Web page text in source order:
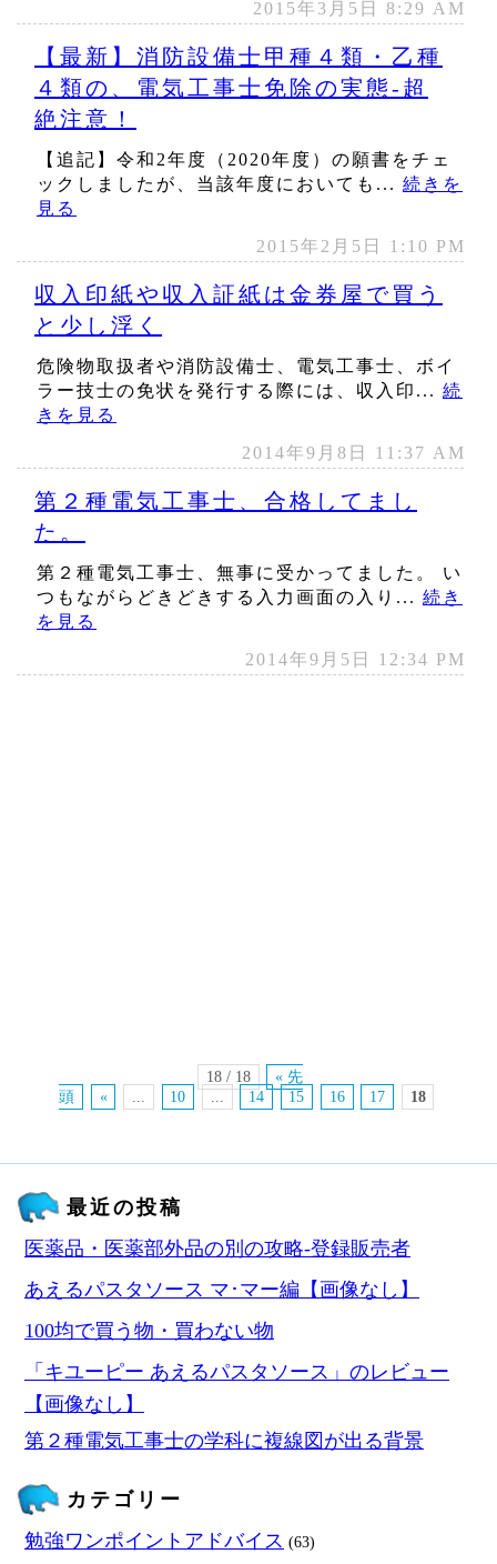
2015年3月5日 8:29 AM
【最新】消防設備士甲種４類・乙種
４類の、電気工事士免除の実態‐超
絶注意！
【追記】令和2年度（2020年度）の願書をチェ
ックしましたが、当該年度においても... 続きを
見る
2015年2月5日 1:10 PM
収入印紙や収入証紙は金券屋で買う
と少し浮く
危険物取扱者や消防設備士、電気工事士、ボイ
ラー技士の免状を発行する際には、収入印... 続
きを見る
2014年9月8日 11:37 AM
第２種電気工事士、合格してまし
た。
第２種電気工事士、無事に受かってました。 い
つもながらどきどきする入力画面の入り... 続き
を見る
2014年9月5日 12:34 PM
18 / 18
« 先
頭
« ... 10 ... 14 15 16 17 18
最近の投稿
医薬品・医薬部外品の別の攻略‐登録販売者
あえるパスタソース マ･マー編【画像なし】
100均で買う物・買わない物
「キユーピー あえるパスタソース」のレビュー
【画像なし】
第２種電気工事士の学科に複線図が出る背景
カテゴリー
勉強ワンポイントアドバイス (63)